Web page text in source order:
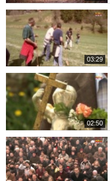
03:29
02:50